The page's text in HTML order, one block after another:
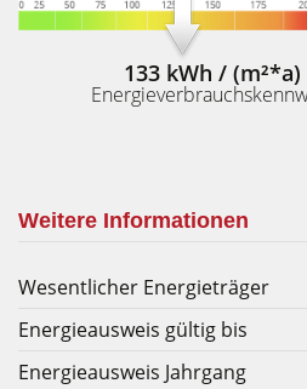
133 kWh / (m²*a)
Weitere Informationen
Wesentlicher Energieträger
Energieausweis gültig bis
Energieausweis Jahrgang